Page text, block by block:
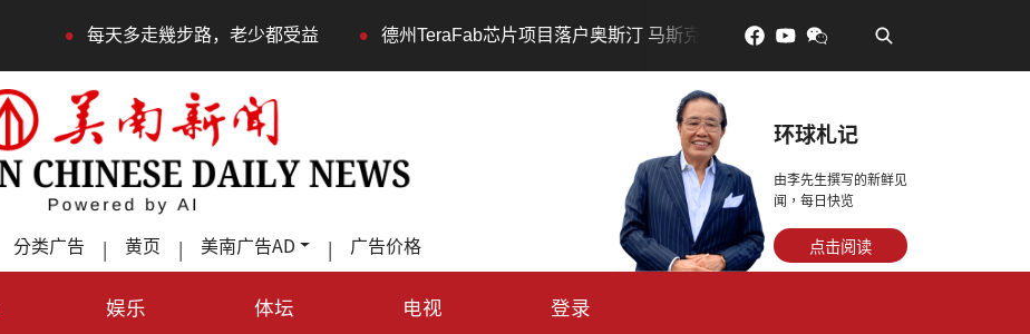
每天多走幾步路，老少都受益 • 德州TeraFab芯片项目落户奥斯汀 马斯克宣布投资200亿美元建设AI芯片制造基地
分类广告 | 黄页 | 美南广告AD | 广告价格
环球札记
由李先生撰写的新鲜见
闻，每日快览
点击阅读
娱乐 体坛 电视 登录